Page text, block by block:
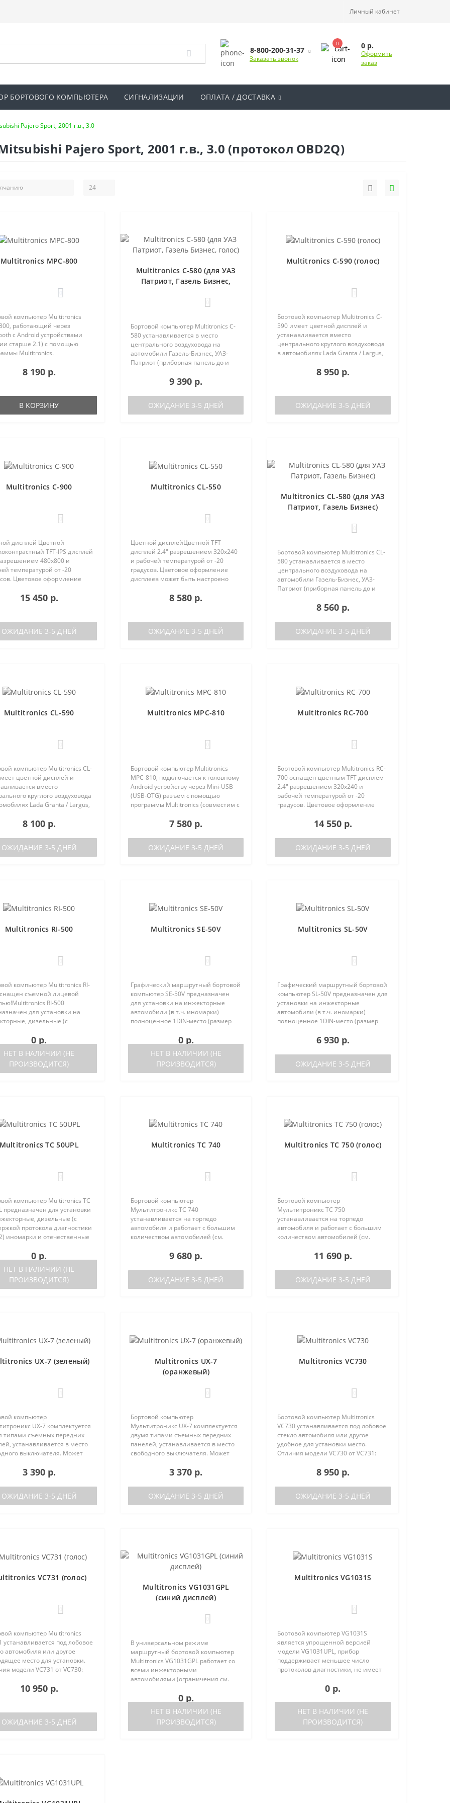
Личный кабинет
8-800-200-31-37
Заказать звонок
0 0 р.
Оформить
заказ
БОРТОВОГО КОМПЬЮТЕРА СИГНАЛИЗАЦИИ ОПЛАТА / ДОСТАВКА
Pajero Sport, 2001 г.в., 3.0
Pajero Sport, 2001 г.в., 3.0 (протокол OBD2Q)
Multitronics MPC-800
компьютер Multitronics
работающий через
с Android устройствами
старше 2.1) с помощью
Multitronics.
с диагностическими
Автономная работа..
8 190 р.
В КОРЗИНУ
Multitronics C-580 (для УАЗ
Патриот, Газель Бизнес,
Бортовой компьютер Multitronics C-
580 устанавливается в место
центрального воздуховода на
автомобили Газель-Бизнес, УАЗ-
Патриот (приборная панель до и
характеристики Голосовое
оповещение Поддержка двух баков
(подключ..
9 390 р.
ОЖИДАНИЕ 3-5 ДНЕЙ
Multitronics C-590 (голос)
Бортовой компьютер Multitronics C-
590 имеет цветной дисплей и
устанавливается вместо
центрального круглого воздуховода
в автомобилях Lada Granta / Largus,
Nissan Almera, на место
центральной вставки панели
8 950 р.
ОЖИДАНИЕ 3-5 ДНЕЙ
Multitronics C-900
дисплей Цветной
TFT-IPS дисплей
480х800 и
температурой от -20
Цветовое оформление
индивидуально (по
15 450 р.
ОЖИДАНИЕ 3-5 ДНЕЙ
Multitronics CL-550
Цветной дисплейЦветной TFT
дисплей 2.4" разрешением 320х240
и рабочей температурой от -20
градусов. Цветовое оформление
дисплеев может быть настроено
RGB каналам). Четыре
предустановленные цветовые
8 580 р.
ОЖИДАНИЕ 3-5 ДНЕЙ
Multitronics CL-580 (для УАЗ
Патриот, Газель Бизнес)
Бортовой компьютер Multitronics CL-
580 устанавливается в место
центрального воздуховода на
автомобили Газель-Бизнес, УАЗ-
Патриот (приборная панель до и
характеристики Поддержка двух
баков (подключается к двум
датчикам..
8 560 р.
ОЖИДАНИЕ 3-5 ДНЕЙ
Multitronics CL-590
компьютер Multitronics CL-
цветной дисплей и
вместо
круглого воздуховода
Lada Granta / Largus,
Almera, на место
вставки панели
8 100 р.
ОЖИДАНИЕ 3-5 ДНЕЙ
Multitronics MPC-810
Бортовой компьютер Multitronics
MPC-810, подключается к головному
Android устройству через Mini-USB
(USB-OTG) разъем с помощью
программы Multitronics (совместим с
Multitronics MPC-810 по сравнению с
7 580 р.
ОЖИДАНИЕ 3-5 ДНЕЙ
Multitronics RC-700
Бортовой компьютер Multitronics RC-
700 оснащен цветным TFT дисплем
2.4" разрешением 320х240 и
рабочей температурой от -20
градусов. Цветовое оформление
пользователем индивидуально (по
предустановленн..
14 550 р.
ОЖИДАНИЕ 3-5 ДНЕЙ
Multitronics RI-500
компьютер Multitronics RI-
съемной лицевой
RI-500
для установки на
дизельные (с
2) иномарки и отечественные
ка..
0 р.
НЕТ В НАЛИЧИИ (НЕ
ПРОИЗВОДИТСЯ)
Multitronics SE-50V
Графический маршрутный бортовой
компьютер SE-50V предназначен
для установки на инжекторные
автомобили (в т.ч. иномарки)
полноценное 1DIN-место (размер
прибора возможна как с ЭБУ (список
0 р.
НЕТ В НАЛИЧИИ (НЕ
ПРОИЗВОДИТСЯ)
Multitronics SL-50V
Графический маршрутный бортовой
компьютер SL-50V предназначен для
установки на инжекторные
автомобили (в т.ч. иномарки)
полноценное 1DIN-место (размер
прибора возможна как с ЭБУ (список
поддерживаемых ЭБУ предст..
6 930 р.
ОЖИДАНИЕ 3-5 ДНЕЙ
Multitronics TC 50UPL
компьютер Multitronics TC
предназначен для установки
дизельные (с
протокола диагностики
иномарки и отечественные
как с блоками управления
0 р.
НЕТ В НАЛИЧИИ (НЕ
ПРОИЗВОДИТСЯ)
Multitronics TC 740
Бортовой компьютер
Мультитроникс TC 740
устанавливается на торпедо
автомобиля и работает с большим
количеством автомобилей (см.
Отличия TC 740 от модели TC 750:
отсутствие голосового синтезатора
(модель TC 750 с го..
9 680 р.
ОЖИДАНИЕ 3-5 ДНЕЙ
Multitronics TC 750 (голос)
Бортовой компьютер
Мультитроникс TC 750
устанавливается на торпедо
автомобиля и работает с большим
количеством автомобилей (см.
Отличия TC 740 от модели TC 750:
отсутствие голосового синтезатора
(модель TC 740 ..
11 690 р.
ОЖИДАНИЕ 3-5 ДНЕЙ
UX-7 (зеленый)
компьютер
UX-7 комплектуется
типами съемных передних
устанавливается в место
выключателя. Может
GrantaЛада
/ Калина-2Лада Приора /
2Лада 110Ла..
3 390 р.
ОЖИДАНИЕ 3-5 ДНЕЙ
Multitronics UX-7
(оранжевый)
Бортовой компьютер
Мультитроникс UX-7 комплектуется
двумя типами съемных передних
панелей, устанавливается в место
свободного выключателя. Может
автомобили:Lada GrantaЛада
Калина / Калина-2Лада Приора /
Приора-2Лада 110Ла..
3 370 р.
ОЖИДАНИЕ 3-5 ДНЕЙ
Multitronics VC730
Бортовой компьютер Multitronics
VC730 устанавливается под лобовое
стекло автомобиля или другое
удобное для установки место.
Отличия модели VC730 от VC731:
(модель VC731 с голосом)
поддерживаемые протоколы диаг..
8 950 р.
ОЖИДАНИЕ 3-5 ДНЕЙ
VC731 (голос)
компьютер Multitronics
устанавливается под лобовое
автомобиля или другое
место для установки.
модели VC731 от VC730:
VC730 без голоса)
10 950 р.
ОЖИДАНИЕ 3-5 ДНЕЙ
Multitronics VG1031GPL
(синий дисплей)
В универсальном режиме
маршрутный бортовой компьютер
Multitronics VG1031GPL работает со
всеми инжекторными
автомобилями (ограничения см.
компьютер поддерживает большое
иномарок. Отличия р..
0 р.
НЕТ В НАЛИЧИИ (НЕ
ПРОИЗВОДИТСЯ)
Multitronics VG1031S
Бортовой компьютер VG1031S
является упрощенной версией
модели VG1031UPL, прибор
поддерживает меньшее число
протоколов диагностики, не имеет
датчика температуры. Отличия
VG1031S от VG1031UPL: отсутствует
0 р.
НЕТ В НАЛИЧИИ (НЕ
ПРОИЗВОДИТСЯ)